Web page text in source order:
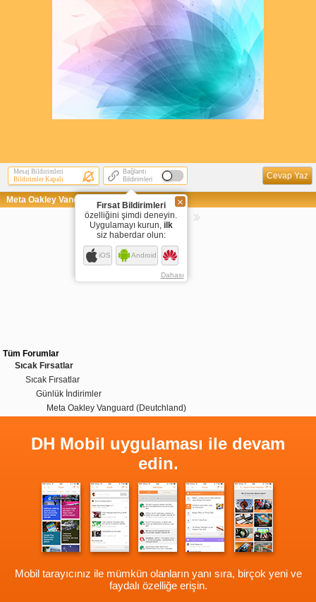
Mesaj Bildirimleri
Bildirimler Kapalı
Bağlantı
Bildirimleri
Fırsat Bildirimleri
özelliğini şimdi deneyin.
Uygulamayı kurun, ilk
siz haberdar olun:
iOS Android
Dahası
Cevap Yaz
Meta Oakley Vanguard (Deutchland)
Sayfaya Git
Tüm Forumlar
Sıcak Fırsatlar
Sıcak Fırsatlar
Günlük İndirimler
Meta Oakley Vanguard (Deutchland)
DH Mobil uygulaması ile devam
edin.
Mobil tarayıcınız ile mümkün olanların yanı sıra, birçok yeni ve
faydalı özelliğe erişin.